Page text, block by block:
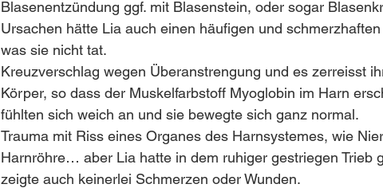
Blasenentzündung ggf. mit Blasenstein, oder sogar
Ursachen hätte Lia auch einen häufigen und
was sie nicht tat.
Kreuzverschlag wegen Überanstrengung und es zerreisst
Körper, so dass der Muskelfarbstoff Myoglobin im Harn
fühlten sich weich an und sie bewegte sich ganz normal.
Trauma mit Riss eines Organes des Harnsystemes, wie
Harnröhre… aber Lia hatte in dem ruhiger gestriegen Trieb
zeigte auch keinerlei Schmerzen oder Wunden.